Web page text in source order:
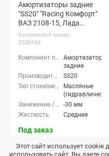
Амортизаторы задние
"SS20" "Racing Комфорт"
ВАЗ 2108-15, Лада
Калина 1-2, Приора,
Гранта (с занижением
Каталожный номер:
SS20162
Амортизаторы
задние
SS20
Масляные
-30 мм
Средние
Под заказ
10 916 руб.
12 129
Этот сайт использует
использовать сайт, Вы даете